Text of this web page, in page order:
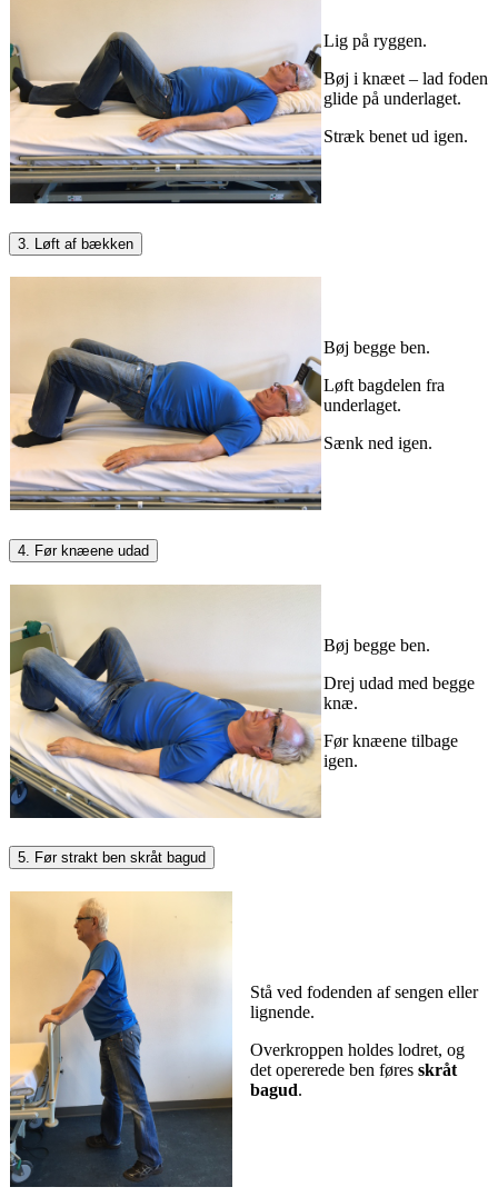
Lig på ryggen.
Bøj i knæet – lad foden
glide på underlaget.
Stræk benet ud igen.
3. Løft af bækken
Bøj begge ben.
Løft bagdelen fra
underlaget.
Sænk ned igen.
4. Før knæene udad
Bøj begge ben.
Drej udad med begge
knæ.
Før knæene tilbage
igen.
5. Før strakt ben skråt bagud
Stå ved fodenden af sengen eller
lignende.
Overkroppen holdes lodret, og
det opererede ben føres skråt
bagud.